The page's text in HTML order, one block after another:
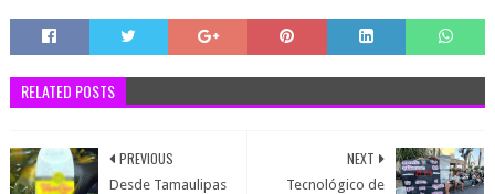
RELATED POSTS
NEXT
Tecnológico de
PREVIOUS
Desde Tamaulipas